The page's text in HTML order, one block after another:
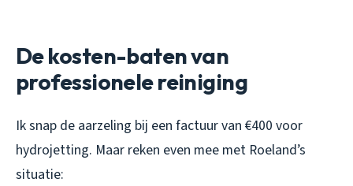
De kosten-baten van
professionele reiniging
Ik snap de aarzeling bij een factuur van €400 voor
hydrojetting. Maar reken even mee met Roeland’s
situatie: